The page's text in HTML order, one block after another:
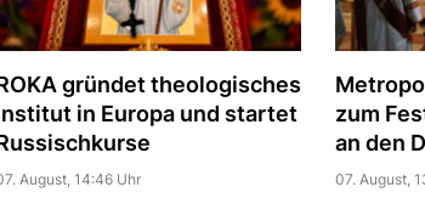
gründet theologisches
in Europa und startet
August, 14:46 Uhr
zum
an den
07. August,